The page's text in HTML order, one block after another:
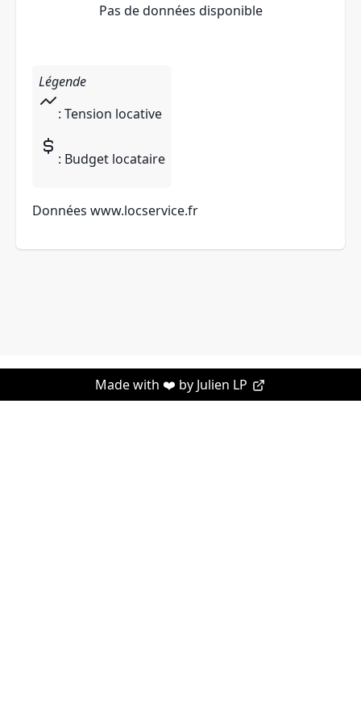
Pas de données disponible
Légende
: Tension locative
: Budget locataire
Données www.locservice.fr
Made with ❤️ by Julien LP